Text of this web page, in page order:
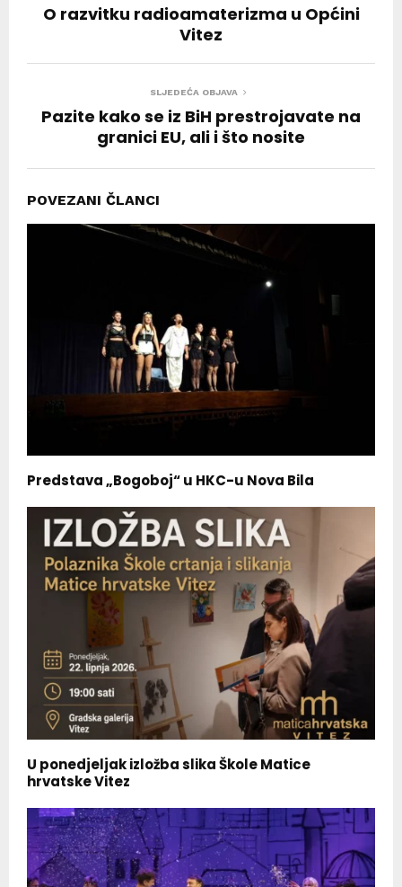
O razvitku radioamaterizma u Općini
Vitez
SLJEDEĆA OBJAVA
Pazite kako se iz BiH prestrojavate na
granici EU, ali i što nosite
POVEZANI ČLANCI
Predstava „Bogoboj“ u HKC-u Nova Bila
U ponedjeljak izložba slika Škole Matice
hrvatske Vitez